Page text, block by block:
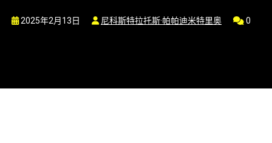
2025年2月13日 尼科斯特拉托斯·帕帕迪米特里奥 0